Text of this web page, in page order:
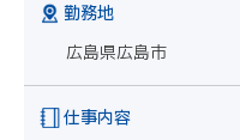
勤務地
広島県広島市
仕事内容